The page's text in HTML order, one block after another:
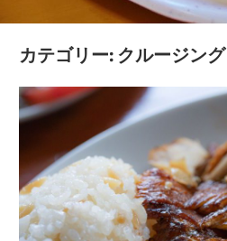
都
市
景
を
体
験
カテゴリー: クルージング